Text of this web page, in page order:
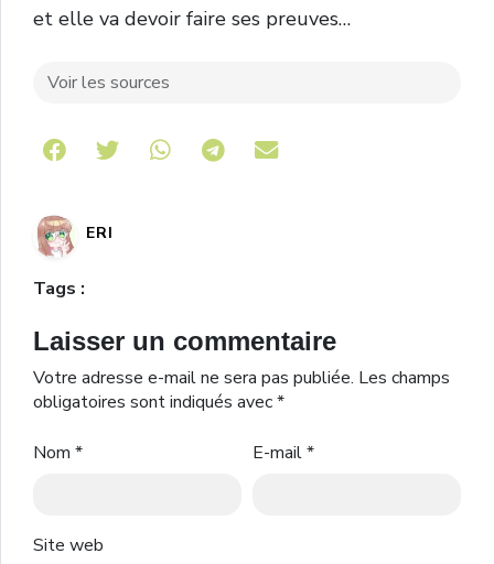
et elle va devoir faire ses preuves…
Voir les sources
Share on Telegram
ERI
Tags :
Laisser un commentaire
Votre adresse e-mail ne sera pas publiée. Les champs
obligatoires sont indiqués avec*
Nom * E-mail*
Site web